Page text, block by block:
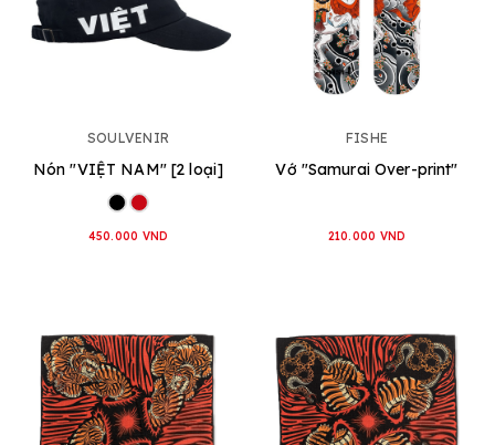
SOULVENIR
Nón "VIỆT NAM" [2 loại]
450.000 VND
FISHE
Vớ "Samurai Over-print"
210.000 VND